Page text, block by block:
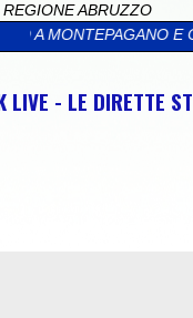
REGIONE ABRUZZO
COLOGNA >>
LIVE - LE DIRETTE